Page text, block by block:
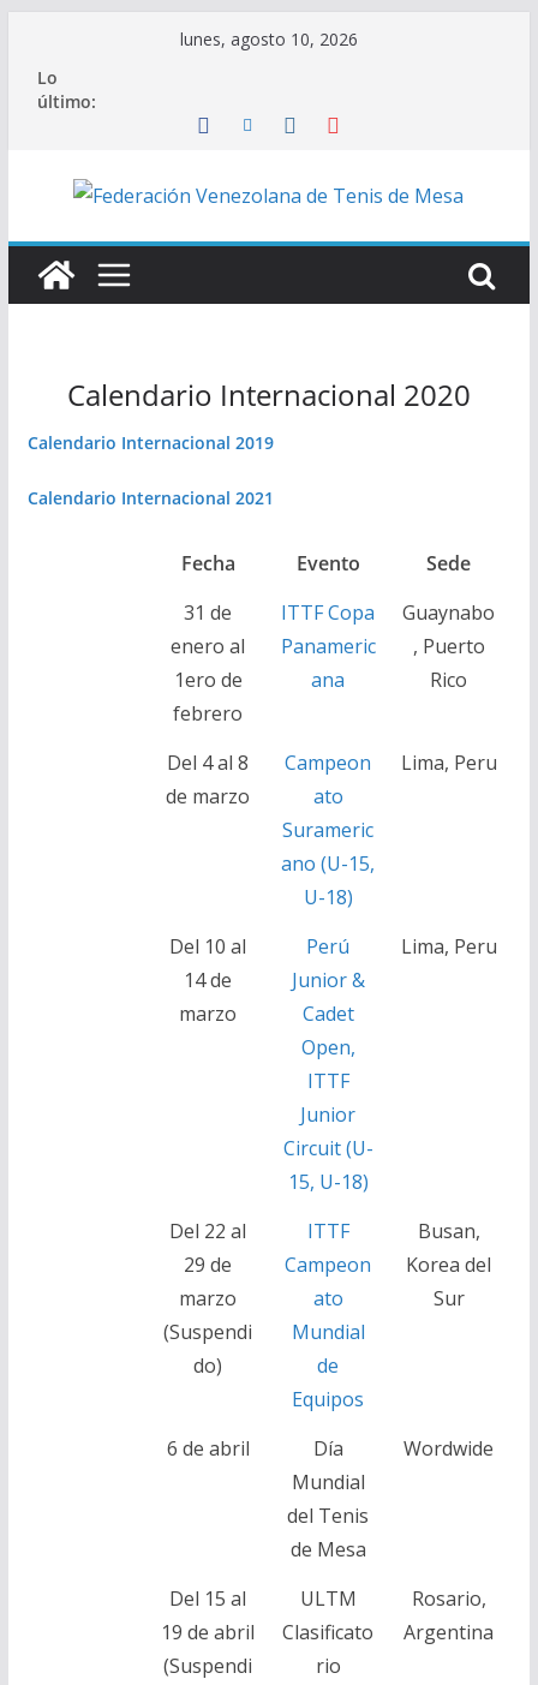
contenido
lunes, agosto 10, 2026
Lo
último:
Calendario Internacional 2020
Calendario Internacional 2019
Calendario Internacional 2021
Fecha Evento
Sede
31 de
enero al
1ero de
febrero
ITTF Copa
Panameric
ana
Guaynabo
, Puerto
Rico
Del 4 al 8
de marzo
Campeon
ato
Surameric
ano (U-15,
U-18)
Lima, Peru
Del 10 al
14 de
marzo
Perú
Junior &
Cadet
Open,
ITTF
Junior
Circuit (U-
15, U-18)
Lima, Peru
Del 22 al
29 de
marzo
(Suspendi
do)
ITTF
Campeon
ato
Mundial
de
Equipos
Busan,
Korea del
Sur
6 de abril
Día
Mundial
del Tenis
de Mesa
Wordwide
Del 15 al
19 de abril
(Suspendi
ULTM
Clasificato
rio
Rosario,
Argentina